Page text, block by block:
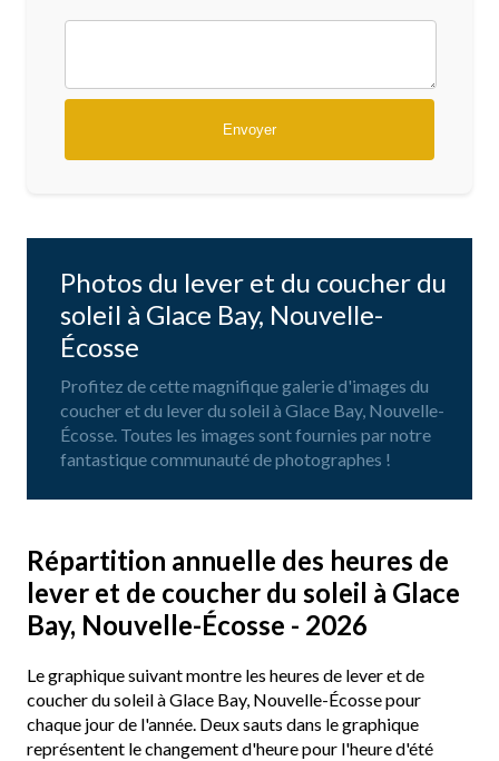
Photos du lever et du coucher du
soleil à Glace Bay, Nouvelle-
Écosse
Profitez de cette magnifique galerie d'images du
coucher et du lever du soleil à Glace Bay, Nouvelle-
Écosse. Toutes les images sont fournies par notre
fantastique communauté de photographes !
Répartition annuelle des heures de
lever et de coucher du soleil à Glace
Bay, Nouvelle-Écosse - 2026
Le graphique suivant montre les heures de lever et de
coucher du soleil à Glace Bay, Nouvelle-Écosse pour
chaque jour de l'année. Deux sauts dans le graphique
représentent le changement d'heure pour l'heure d'été